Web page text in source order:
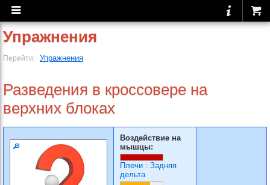
Упражнения
Перейти: Упражнения
Разведения в кроссовере на
верхних блоках
Воздействие на
мышцы:
Плечи : Задняя
дельта